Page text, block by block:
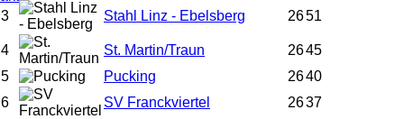
3
Stahl Linz - Ebelsberg 2651
4 St. Martin/Traun 2645
5
Pucking 2640
6
SV Franckviertel 2637